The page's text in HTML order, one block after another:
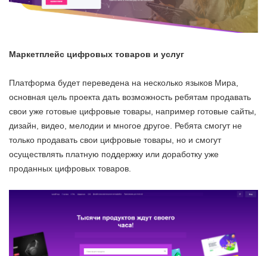
Маркетплейс цифровых товаров и услуг
Платформа будет переведена на несколько языков Мира,
основная цель проекта дать возможность ребятам продавать
свои уже готовые цифровые товары, например готовые сайты,
дизайн, видео, мелодии и многое другое. Ребята смогут не
только продавать свои цифровые товары, но и смогут
осуществлять платную поддержку или доработку уже
проданных цифровых товаров.